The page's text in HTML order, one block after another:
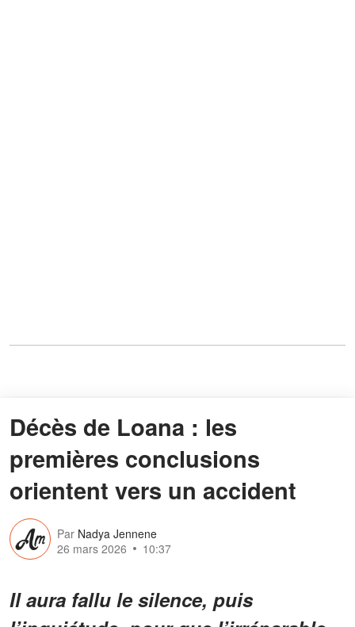
Décès de Loana : les
premières conclusions
orientent vers un accident
Par Nadya Jennene
26 mars 2026
10:37
Il aura fallu le silence, puis